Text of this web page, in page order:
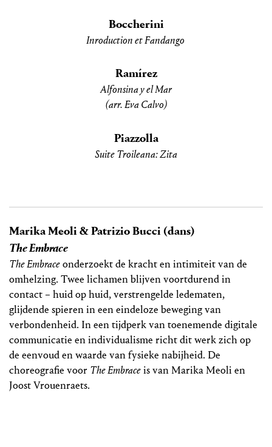
Boccherini
Inroduction et Fandango
Ramírez
Alfonsina y el Mar
(arr. Eva Calvo)
Piazzolla
Suite Troileana: Zita
Marika Meoli & Patrizio Bucci (dans)
The Embrace
The Embraceonderzoekt de kracht en intimiteit van de
omhelzing. Twee lichamen blijven voortdurend in
contact – huid op huid, verstrengelde ledematen,
glijdende spieren in een eindeloze beweging van
verbondenheid. In een tijdperk van toenemende digitale
communicatie en individualisme richt dit werk zich op
de eenvoud en waarde van fysieke nabijheid. De
choreografie voor The Embraceis van Marika Meoli en
Joost Vrouenraets.